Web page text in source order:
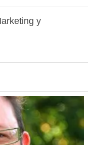
y